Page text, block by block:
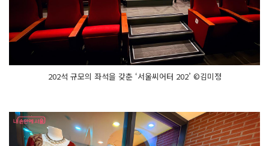
연
극
무
용
간
에
서 펼
202석 규모의 좌석을 갖춘 ‘서울씨어터 202’ ©김미정